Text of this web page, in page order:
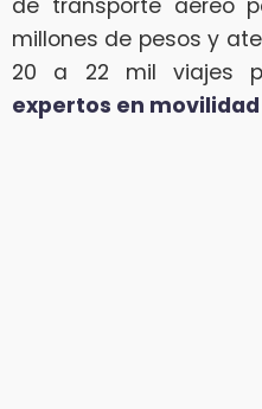
millones de pesos y
20 a 22 mil viajes
expertos en